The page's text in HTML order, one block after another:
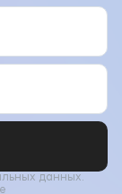
данных.